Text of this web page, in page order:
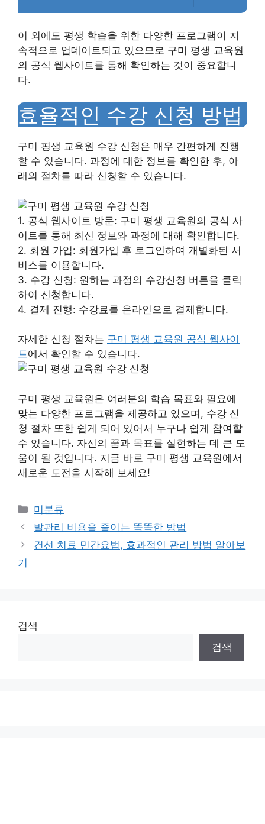
이 외에도 평생 학습을 위한 다양한 프로그램이 지
속적으로 업데이트되고 있으므로 구미 평생 교육원
의 공식 웹사이트를 통해 확인하는 것이 중요합니
다.
효율적인 수강 신청 방법
구미 평생 교육원 수강 신청은 매우 간편하게 진행
할 수 있습니다. 과정에 대한 정보를 확인한 후, 아
래의 절차를 따라 신청할 수 있습니다.
1. 공식 웹사이트 방문: 구미 평생 교육원의 공식 사
이트를 통해 최신 정보와 과정에 대해 확인합니다.
2. 회원 가입: 회원가입 후 로그인하여 개별화된 서
비스를 이용합니다.
3. 수강 신청: 원하는 과정의 수강신청 버튼을 클릭
하여 신청합니다.
4. 결제 진행: 수강료를 온라인으로 결제합니다.
자세한 신청 절차는 구미 평생 교육원 공식 웹사이
트에서 확인할 수 있습니다.
구미 평생 교육원은 여러분의 학습 목표와 필요에
맞는 다양한 프로그램을 제공하고 있으며, 수강 신
청 절차 또한 쉽게 되어 있어서 누구나 쉽게 참여할
수 있습니다. 자신의 꿈과 목표를 실현하는 데 큰 도
움이 될 것입니다. 지금 바로 구미 평생 교육원에서
새로운 도전을 시작해 보세요!
Categories
미분류
발관리 비용을 줄이는 똑똑한 방법
건선 치료 민간요법, 효과적인 관리 방법 알아보
기
검색
검색